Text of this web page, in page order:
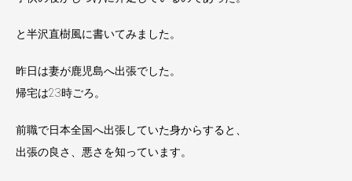
と半沢直樹風に書いてみました。
昨日は妻が鹿児島へ出張でした。
帰宅は23時ごろ。
前職で日本全国へ出張していた身からすると、
出張の良さ、悪さを知っています。